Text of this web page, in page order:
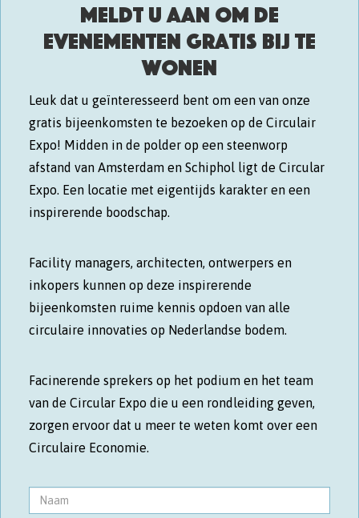
Meldt u aan om de
evenementen Gratis bij te
wonen
Leuk dat u geïnteresseerd bent om een van onze
gratis bijeenkomsten te bezoeken op de Circulair
Expo! Midden in de polder op een steenworp
afstand van Amsterdam en Schiphol ligt de Circular
Expo. Een locatie met eigentijds karakter en een
inspirerende boodschap.
Facility managers, architecten, ontwerpers en
inkopers kunnen op deze inspirerende
bijeenkomsten ruime kennis opdoen van alle
circulaire innovaties op Nederlandse bodem.
Facinerende sprekers op het podium en het team
van de Circular Expo die u een rondleiding geven,
zorgen ervoor dat u meer te weten komt over een
Circulaire Economie.